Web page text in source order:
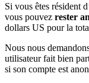
Si vous êtes résident
vous pouvez rester
dollars US pour la
Nous nous
utilisateur fait bien
si son compte est